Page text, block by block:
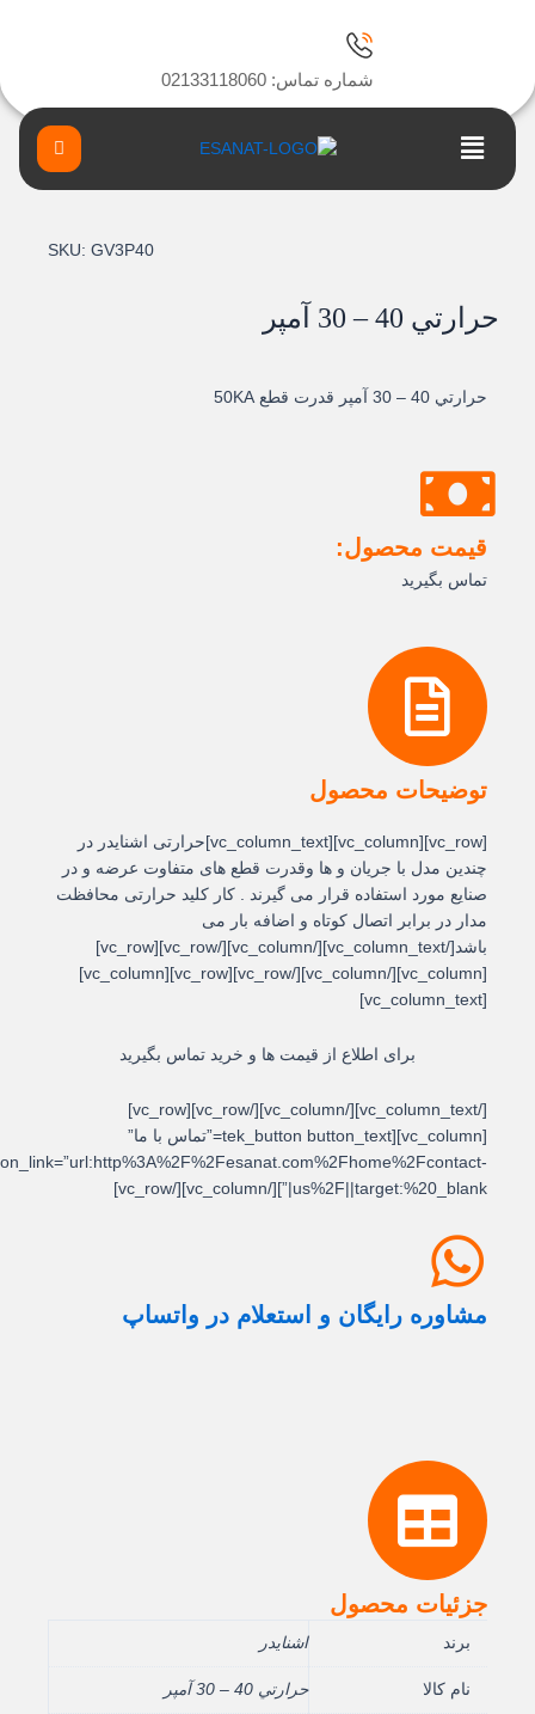
شماره تماس: 02133118060
Main
Menu
SKU: GV3P40
حرارتي 40 – 30 آمپر
حرارتي 40 – 30 آمپر قدرت قطع 50KA
قیمت محصول:
تماس بگیرید
توضیحات محصول
[vc_row][vc_column][vc_column_text]حرارتی اشنایدر در
چندین مدل با جریان و ها وقدرت قطع های متفاوت عرضه و در
صنایع مورد استفاده قرار می گیرند . کار کلید حرارتی محافظت
مدار در برابر اتصال کوتاه و اضافه بار می
باشد[/vc_column_text][/vc_column][/vc_row][vc_row]
[vc_column][/vc_column][/vc_row][vc_row][vc_column]
برای اطلاع از قیمت ها و خرید تماس بگیرید
[/vc_column_text][/vc_column][/vc_row][vc_row]
[vc_column][tek_button button_text=”تماس با ما”
button_link=”url:http%3A%2F%2Fesanat.com%2Fhome%2Fcontact-
us%2F||target:%20_blank|”][/vc_column][/vc_row]
مشاوره رایگان و استعلام در واتساپ
جزئیات محصول
اشنایدر
نام کالا حرارتي 40 – 30 آمپر